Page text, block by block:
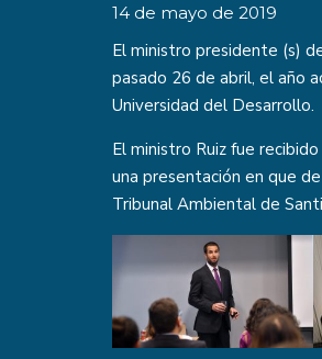
14 de mayo de 2019
El ministro presidente (s)
pasado 26 de abril, el año
Universidad del Desarrollo.
El ministro Ruiz fue
una presentación en que
Tribunal Ambiental de